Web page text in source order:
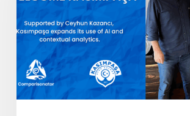
futebol
com
Welcome
Kasımpaşa